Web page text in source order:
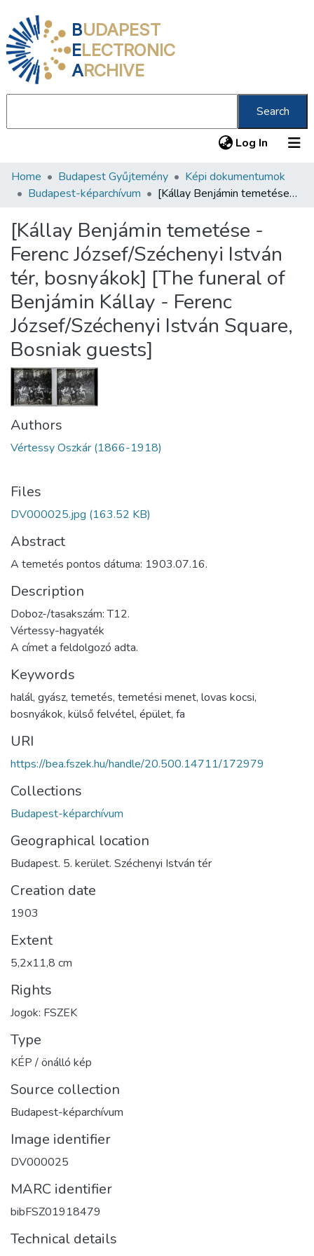
BUDAPEST
ELECTRONIC
ARCHIVE
Search
Log In (current)
Communities & Collections
Statistics
About us
Home Budapest Gyűjtemény
Képi dokumentumok
Budapest-képarchívum
[Kállay Benjámin temetése - Ferenc József/Széchenyi István tér, bosnyákok] [The funeral of Benjámin Kállay - Ferenc József/Széchenyi István Square, Bosniak guests]
[Kállay Benjámin temetése -
Ferenc József/Széchenyi István
tér, bosnyákok] [The funeral of
Benjámin Kállay - Ferenc
József/Széchenyi István Square,
Bosniak guests]
Authors
Vértessy Oszkár (1866-1918)
Files
DV000025.jpg (163.52 KB)
Abstract
A temetés pontos dátuma: 1903.07.16.
Description
Doboz-/tasakszám: T12.
Vértessy-hagyaték
A címet a feldolgozó adta.
Keywords
halál, gyász, temetés, temetési menet, lovas kocsi,
bosnyákok, külső felvétel, épület, fa
URI
https://bea.fszek.hu/handle/20.500.14711/172979
Collections
Budapest-képarchívum
Geographical location
Budapest. 5. kerület. Széchenyi István tér
Creation date
1903
Extent
5,2x11,8 cm
Rights
Jogok: FSZEK
Type
KÉP / önálló kép
Source collection
Budapest-képarchívum
Image identifier
DV000025
MARC identifier
bibFSZ01918479
Technical details